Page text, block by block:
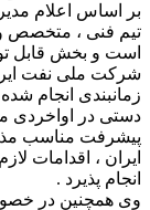
بر اساس اعلام
تیم فنی ، متخصص
است و بخش قابل
شرکت ملی نفت
زمانبندی انجام
دستی در اواخردی
پیشرفت مناسب
ایران ، اقدامات
انجام پذیرد .
وی همچنین در